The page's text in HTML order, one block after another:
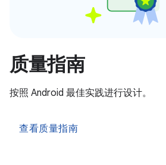
质量指南
按照 Android 最佳实践进行设计。
查看质量指南